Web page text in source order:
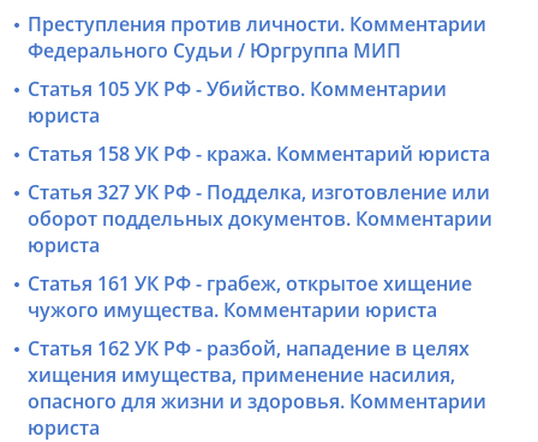
Преступления против личности. Комментарии
Федерального Судьи / Юргруппа МИП
Статья 105 УК РФ - Убийство. Комментарии
юриста
Статья 158 УК РФ - кража. Комментарий юриста
Статья 327 УК РФ - Подделка, изготовление или
оборот поддельных документов. Комментарии
юриста
Статья 161 УК РФ - грабеж, открытое хищение
чужого имущества. Комментарии юриста
Статья 162 УК РФ - разбой, нападение в целях
хищения имущества, применение насилия,
опасного для жизни и здоровья. Комментарии
юриста